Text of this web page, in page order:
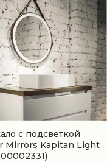
с подсветкой
Mirrors Kapitan Light